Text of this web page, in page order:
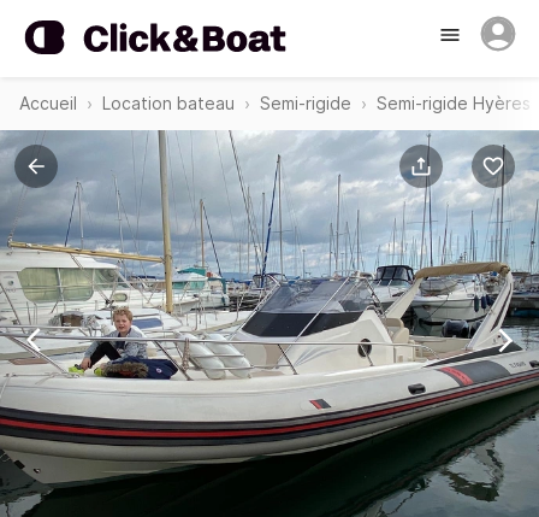
Accueil Location bateau Semi-rigide Semi-rigide Hyères